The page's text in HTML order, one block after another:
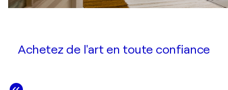
Achetez de l'art en toute confiance